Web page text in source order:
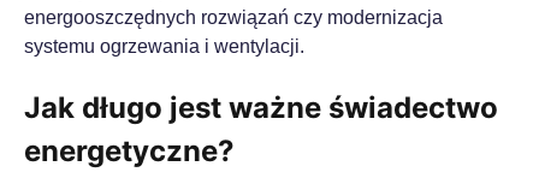
energooszczędnych rozwiązań czy modernizacja
systemu ogrzewania i wentylacji.
Jak długo jest ważne świadectwo
energetyczne?